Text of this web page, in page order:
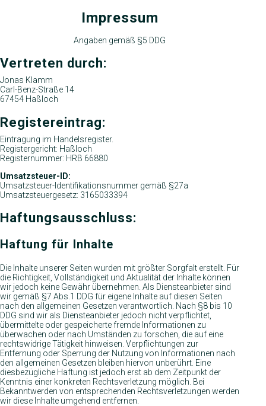
Impressum
Angaben gemäß §5 DDG
Vertreten durch:
Jonas Klamm
Carl-Benz-Straße 14
67454 Haßloch
Registereintrag:
Eintragung im Handelsregister.
Registergericht: Haßloch
Registernummer: HRB 66880
Umsatzsteuer-ID:
Umsatzsteuer-Identifikationsnummer gemäß §27a
Umsatzsteuergesetz: 3165033394
Haftungsausschluss:
Haftung für Inhalte
Die Inhalte unserer Seiten wurden mit größter Sorgfalt erstellt. Für
die Richtigkeit, Vollständigkeit und Aktualität der Inhalte können
wir jedoch keine Gewähr übernehmen. Als Diensteanbieter sind
wir gemäß §7 Abs.1 DDG für eigene Inhalte auf diesen Seiten
nach den allgemeinen Gesetzen verantwortlich. Nach §8 bis 10
DDG sind wir als Diensteanbieter jedoch nicht verpflichtet,
übermittelte oder gespeicherte fremde Informationen zu
überwachen oder nach Umständen zu forschen, die auf eine
rechtswidrige Tätigkeit hinweisen. Verpflichtungen zur
Entfernung oder Sperrung der Nutzung von Informationen nach
den allgemeinen Gesetzen bleiben hiervon unberührt. Eine
diesbezügliche Haftung ist jedoch erst ab dem Zeitpunkt der
Kenntnis einer konkreten Rechtsverletzung möglich. Bei
Bekanntwerden von entsprechenden Rechtsverletzungen werden
wir diese Inhalte umgehend entfernen.